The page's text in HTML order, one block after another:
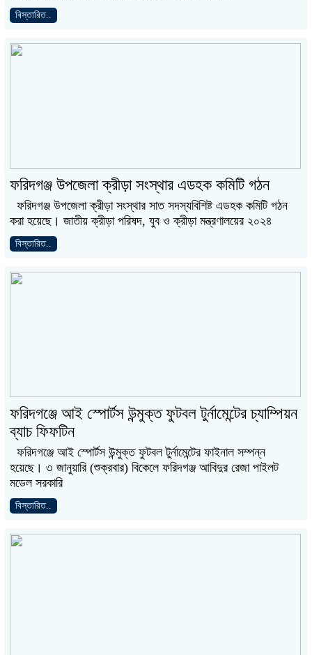
বিস্তারিত..
ফরিদগঞ্জ উপজেলা ক্রীড়া সংস্থার এডহক কমিটি গঠন
ফরিদগঞ্জ উপজেলা ক্রীড়া সংস্থার সাত সদস্যবিশিষ্ট এডহক কমিটি গঠন
করা হয়েছে। জাতীয় ক্রীড়া পরিষদ, যুব ও ক্রীড়া মন্ত্রণালয়ের ২০২৪
বিস্তারিত..
ফরিদগঞ্জে আই স্পোর্টস উন্মুক্ত ফুটবল টুর্নামেন্টের চ্যাম্পিয়ন
ব্যাচ ফিফটিন
ফরিদগঞ্জে আই স্পোর্টস উন্মুক্ত ফুটবল টুর্নামেন্টের ফাইনাল সম্পন্ন
হয়েছে। ৩ জানুয়ারি (শুক্রবার) বিকেলে ফরিদগঞ্জ আবিদুর রেজা পাইলট
মডেল সরকারি
বিস্তারিত..